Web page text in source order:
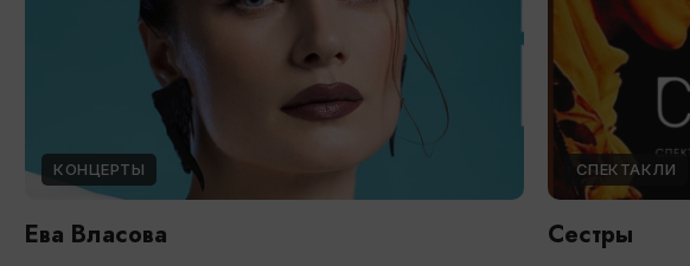
КОНЦЕРТЫ
Ева Власова
СПЕКТАКЛИ
Сестры